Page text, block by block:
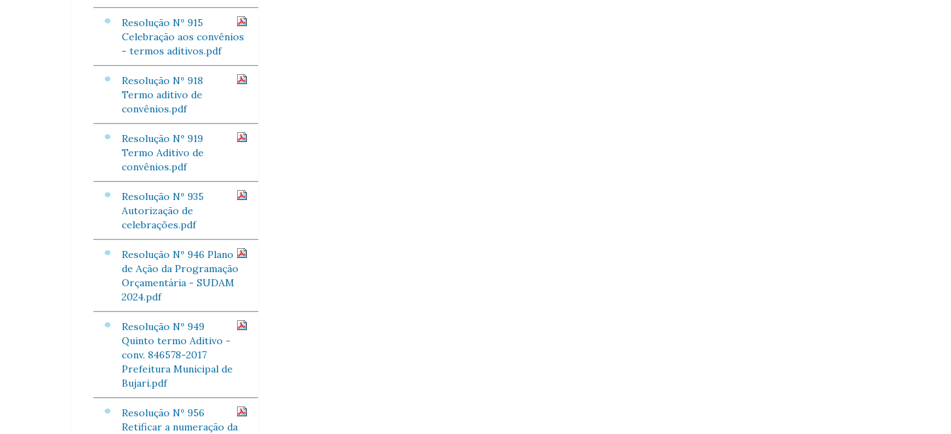
Resolução Nº 915
Celebração aos convênios
- termos aditivos.pdf
Resolução Nº 918
Termo aditivo de
convênios.pdf
Resolução Nº 919
Termo Aditivo de
convênios.pdf
Resolução Nº 935
Autorização de
celebrações.pdf
Resolução Nº 946 Plano
de Ação da Programação
Orçamentária - SUDAM
2024.pdf
Resolução Nº 949
Quinto termo Aditivo -
conv. 846578-2017
Prefeitura Municipal de
Bujari.pdf
Resolução Nº 956
Retificar a numeração da